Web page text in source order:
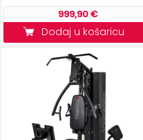
999,90 €
Dodaj u košaricu